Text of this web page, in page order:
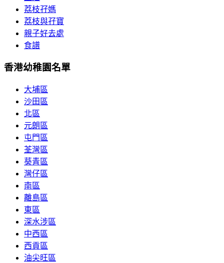
荔枝孖媽
荔枝與孖寶
親子好去處
食譜
香港幼稚園名單
大埔區
沙田區
北區
元朗區
屯門區
荃灣區
葵青區
灣仔區
南區
離島區
東區
深水涉區
中西區
西貢區
油尖旺區